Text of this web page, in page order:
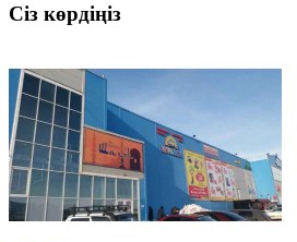
Сіз көрдіңіз